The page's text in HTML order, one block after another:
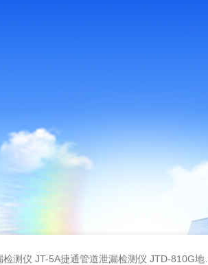
检测仪 JT-5A捷通管道泄漏检测仪 JTD-810G地下管线探测仪